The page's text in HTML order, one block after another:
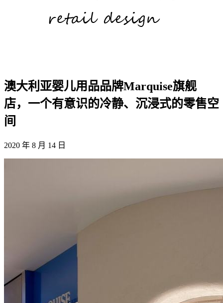
澳大利亚婴儿用品品牌Marquise旗舰
店，一个有意识的冷静、沉浸式的零售空
间
2020 年 8 月 14 日